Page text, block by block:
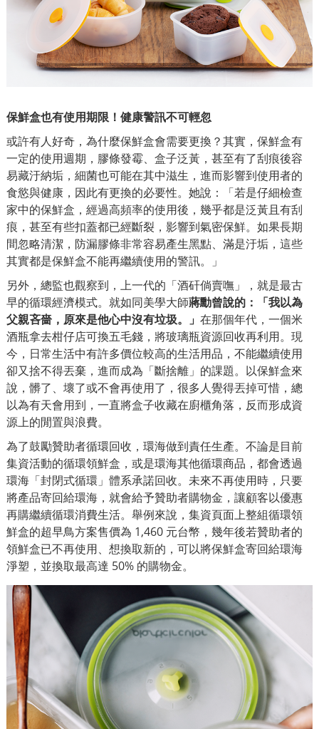
保鮮盒也有使用期限！健康警訊不可輕忽
或許有人好奇，為什麼保鮮盒會需要更換？其實，保鮮盒有
一定的使用週期，膠條發霉、盒子泛黃，甚至有了刮痕後容
易藏汙納垢，細菌也可能在其中滋生，進而影響到使用者的
食慾與健康，因此有更換的必要性。她說：「若是仔細檢查
家中的保鮮盒，經過高頻率的使用後，幾乎都是泛黃且有刮
痕，甚至有些扣蓋都已經斷裂，影響到氣密保鮮。如果長期
間忽略清潔，防漏膠條非常容易產生黑點、滿是汙垢，這些
其實都是保鮮盒不能再繼續使用的警訊。」
另外，總監也觀察到，上一代的 「酒矸倘賣嘸」，就是最古
早的循環經濟模式。 就如同美學大師蔣勳曾說的：「我以為
父親吝嗇，原來是他心中沒有垃圾。」 在那個年代， 一個米
酒瓶拿去柑仔店可換五毛錢，將玻璃瓶資源回收再利用。現
今，日常生活中有許多價位較高的生活用品，不能繼續使用
卻又捨不得丟棄，進而成為「斷捨離」的課題。以保鮮盒來
說，髒了、壞了或不會再使用了，很多人覺得丟掉可惜，總
以為有天會用到，一直將盒子收藏在廚櫃角落，反而形成資
源上的閒置與浪費。
為了鼓勵贊助者循環回收，環海做到責任生產。不論是目前
集資活動的循環領鮮盒，或是環海其他循環商品， 都會透過
環海「封閉式循環」體系承諾回收。未來不再使用時，只要
將產品寄回給環海，就會給予贊助者購物金，讓顧客以優惠
再購繼續循環消費生活。舉例來說，集資頁面上整組循環領
鮮盒的超早鳥方案售價為 1,460 元台幣，幾年後若贊助者的
領鮮盒已不再使用、想換取新的，可以將保鮮盒寄回給環海
淨塑，並換取最高達 50% 的購物金。